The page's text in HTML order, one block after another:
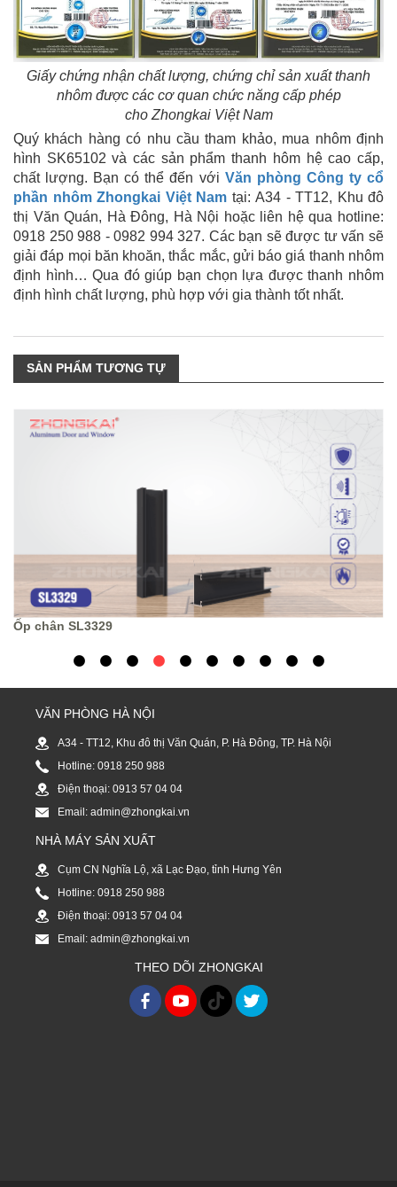
Giấy chứng nhận chất lượng, chứng chỉ sản xuất thanh
nhôm được các cơ quan chức năng cấp phép
cho Zhongkai Việt Nam
Quý khách hàng có nhu cầu tham khảo, mua nhôm định
hình SK65102 và các sản phẩm thanh hôm hệ cao cấp,
chất lượng. Bạn có thể đến với Văn phòng Công ty cổ
phần nhôm Zhongkai Việt Nam tại: A34 - TT12, Khu đô
thị Văn Quán, Hà Đông, Hà Nội hoặc liên hệ qua hotline:
0918 250 988 - 0982 994 327. Các bạn sẽ được tư vấn sẽ
giải đáp mọi băn khoăn, thắc mắc, gửi báo giá thanh nhôm
định hình… Qua đó giúp bạn chọn lựa được thanh nhôm
định hình chất lượng, phù hợp với gia thành tốt nhất.
SẢN PHẨM TƯƠNG TỰ
Ốp chân SL3329
1 2 3 4 5 6 7 8 9 10
VĂN PHÒNG HÀ NỘI
A34 - TT12, Khu đô thị Văn Quán, P. Hà Đông, TP. Hà Nội
Hotline: 0918 250 988
Điện thoại: 0913 57 04 04
Email: admin@zhongkai.vn
NHÀ MÁY SẢN XUẤT
Cụm CN Nghĩa Lộ, xã Lạc Đạo, tỉnh Hưng Yên
Hotline: 0918 250 988
Điện thoại: 0913 57 04 04
Email: admin@zhongkai.vn
THEO DÕI ZHONGKAI